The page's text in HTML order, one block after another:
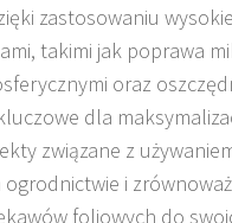
zastosowaniu
takimi jak poprawa
oraz
dla
związane z
i
foliowych do